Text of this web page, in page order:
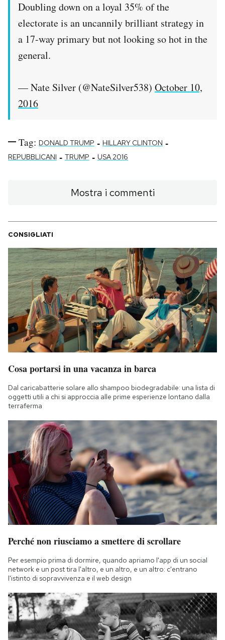
Doubling down on a loyal 35% of the
electorate is an uncannily brilliant strategy in
a 17-way primary but not looking so hot in the
general.
— Nate Silver (@NateSilver538) October 10,
2016
Tag: DONALD TRUMP - HILLARY CLINTON -
REPUBBLICANI - TRUMP - USA 2016
Mostra i commenti
CONSIGLIATI
Cosa portarsi in una vacanza in barca
Dal caricabatterie solare allo shampoo biodegradabile: una lista di
oggetti utili a chi si approccia alle prime esperienze lontano dalla
terraferma
Perché non riusciamo a smettere di scrollare
Per esempio prima di dormire, quando apriamo l'app di un social
network e un post tira l'altro, e un altro, e un altro: c'entrano
l'istinto di sopravvivenza e il web design